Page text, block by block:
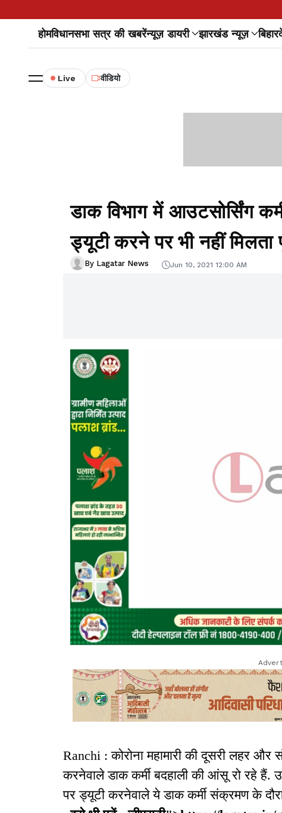
होमविधानसभा सत्र की खबरेंन्यूज़ डायरी झारखंड न्यूज़ बिहार
Live वीडियो
डाक विभाग में आउटसोर्सिंग
ड्यूटी करने पर भी नहीं मिलता
By Lagatar News Jun 10, 2021 12:00 AM
Ranchi : कोरोना महामारी की दूसरी लहर और
करनेवाले डाक कर्मी बदहाली की आंसू रो रहे हैं.
पर ड्यूटी करनेवाले ये डाक कर्मी संक्रमण के